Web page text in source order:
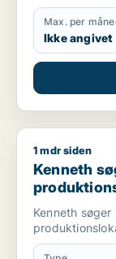
Max. per
Ikke angivet
Kenneth
1 mdr siden
Kenneth
Greve
Kenneth